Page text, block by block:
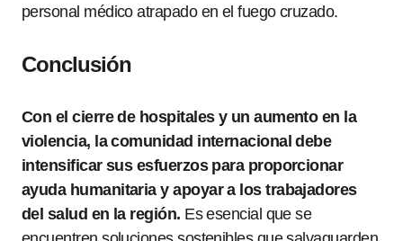
personal médico atrapado en el fuego cruzado.
Conclusión
Con el cierre de hospitales y un aumento en la
violencia, la comunidad internacional debe
intensificar sus esfuerzos para proporcionar
ayuda humanitaria y apoyar a los trabajadores
del salud en la región. Es esencial que se